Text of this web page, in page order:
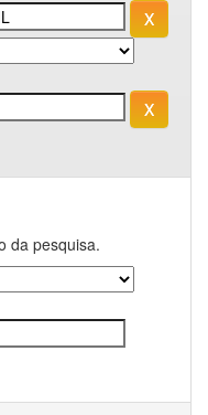
da pesquisa.